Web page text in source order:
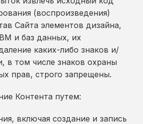
(воспроизведения)
Сайта элементов дизайна,
и баз данных, их
каких-либо знаков и/
в том числе знаков охраны
прав, строго запрещены.
Контента путем:
включая создание и запись